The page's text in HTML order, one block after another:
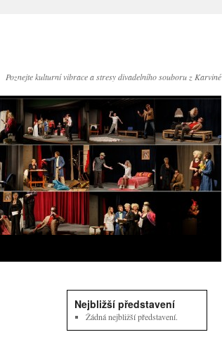
Poznejte kulturní vibrace a stresy divadelního souboru z Karviné
Nejbližší představení
Žádná nejbližší představení.